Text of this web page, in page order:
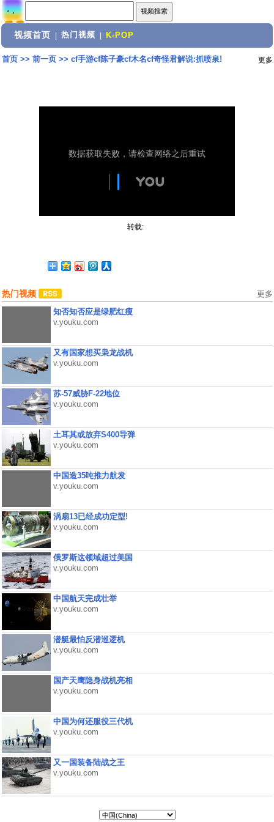
视频首页 热门视频 K-POP
首页>> 前一页>> cf手游cf陈子豪cf木名cf奇怪君解说:抓喷泉! 更多
转载:
热门视频 更多
知否知否应是绿肥红瘦
v.youku.com
又有国家想买枭龙战机
v.youku.com
苏-57威胁F-22地位
v.youku.com
土耳其或放弃S400导弹
v.youku.com
中国造35吨推力航发
v.youku.com
涡扇13已经成功定型!
v.youku.com
俄罗斯这领域超过美国
v.youku.com
中国航天完成壮举
v.youku.com
潜艇最怕反潜巡逻机
v.youku.com
国产天鹰隐身战机亮相
v.youku.com
中国为何还服役三代机
v.youku.com
又一国装备陆战之王
v.youku.com